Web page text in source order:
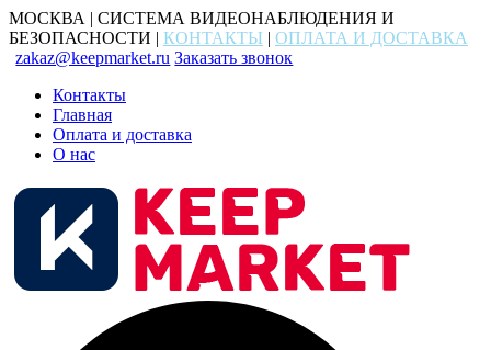
МОСКВА | СИСТЕМА ВИДЕОНАБЛЮДЕНИЯ И
БЕЗОПАСНОСТИ | КОНТАКТЫ | ОПЛАТА И ДОСТАВКА
zakaz@keepmarket.ru Заказать звонок
Контакты
Главная
Оплата и доставка
О нас